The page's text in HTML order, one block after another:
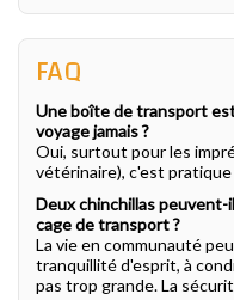
FAQ
Une boîte de transport
voyage jamais ?
Oui, surtout pour les
vétérinaire), c'est
Deux chinchillas peuvent-
cage de transport ?
La vie en communauté
tranquillité d'esprit, à
pas trop grande. La